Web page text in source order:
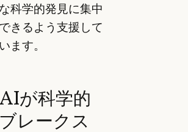
な科学的発見に集中
できるよう支援して
います。
AIが科学的
ブレークス